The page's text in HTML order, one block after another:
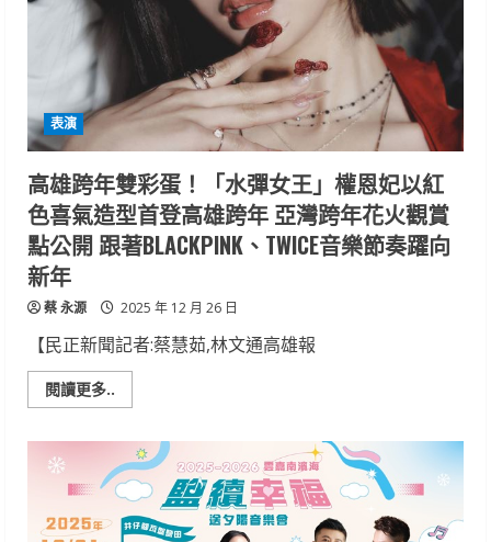
午
年
「蕭
香」
即
將
登
場
行
前
3
活
展
開
表演
高雄跨年雙彩蛋！「水彈女王」權恩妃以紅
色喜氣造型首登高雄跨年 亞灣跨年花火觀賞
點公開 跟著BLACKPINK、TWICE音樂節奏躍向
新年
蔡 永源 2025 年 12 月 26 日
【民正新聞記者:蔡慧茹,林文通高雄報
閱讀更多..
more
跨
年
雙
彩
蛋！